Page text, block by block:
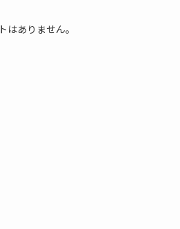
はありません。